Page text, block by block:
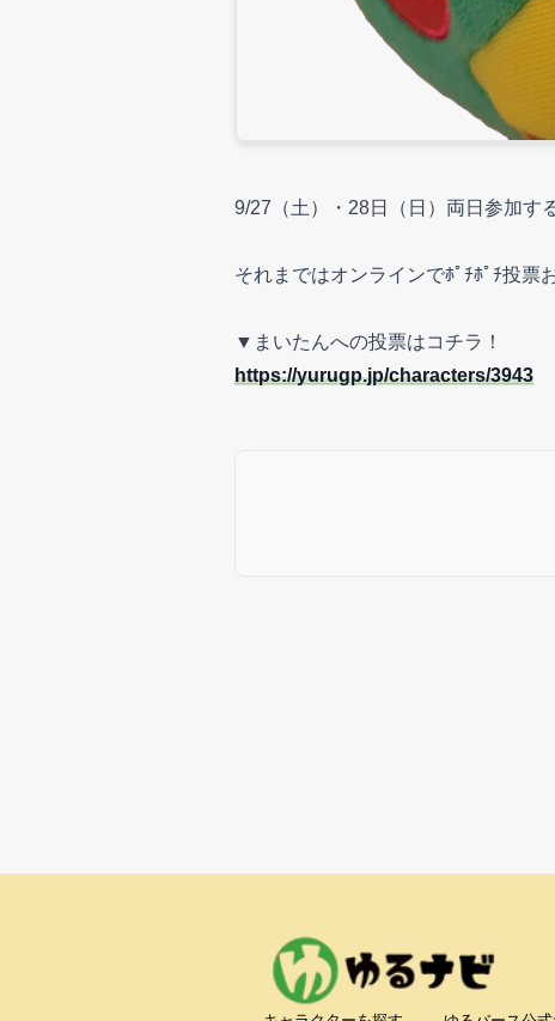
9/27（土）・28日（日）両日参加す
それまではオンラインでﾎﾟﾁﾎﾟﾁ投票
▼まいたんへの投票はコチラ！
https://yurugp.jp/characters/3943